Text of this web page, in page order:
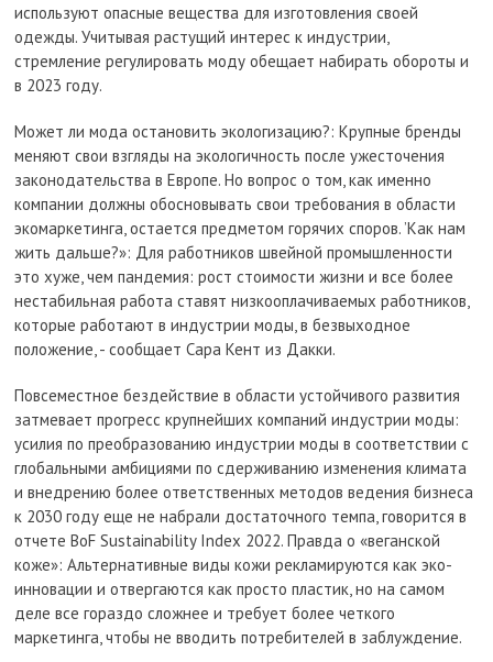
используют опасные вещества для изготовления своей
одежды. Учитывая растущий интерес к индустрии,
стремление регулировать моду обещает набирать обороты и
в 2023 году.
Может ли мода остановить экологизацию?: Крупные бренды
меняют свои взгляды на экологичность после ужесточения
законодательства в Европе. Но вопрос о том, как именно
компании должны обосновывать свои требования в области
экомаркетинга, остается предметом горячих споров. ’Как нам
жить дальше?»: Для работников швейной промышленности
это хуже, чем пандемия: рост стоимости жизни и все более
нестабильная работа ставят низкооплачиваемых работников,
которые работают в индустрии моды, в безвыходное
положение, - сообщает Сара Кент из Дакки.
Повсеместное бездействие в области устойчивого развития
затмевает прогресс крупнейших компаний индустрии моды:
усилия по преобразованию индустрии моды в соответствии с
глобальными амбициями по сдерживанию изменения климата
и внедрению более ответственных методов ведения бизнеса
к 2030 году еще не набрали достаточного темпа, говорится в
отчете BoF Sustainability Index 2022. Правда о «веганской
коже»: Альтернативные виды кожи рекламируются как эко-
инновации и отвергаются как просто пластик, но на самом
деле все гораздо сложнее и требует более четкого
маркетинга, чтобы не вводить потребителей в заблуждение.